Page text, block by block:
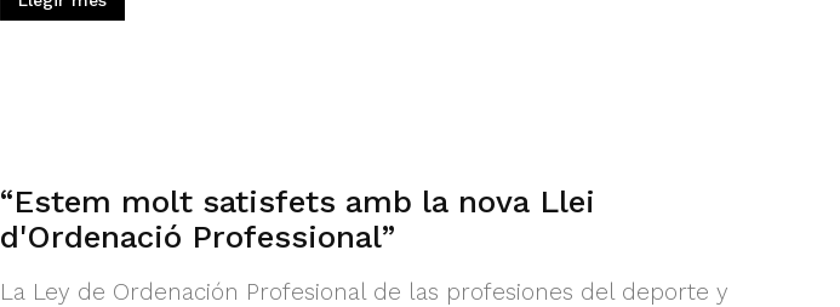
“Estem molt satisfets amb la nova Llei
d'Ordenació Professional”
La Ley de Ordenación Profesional de las profesiones del deporte y